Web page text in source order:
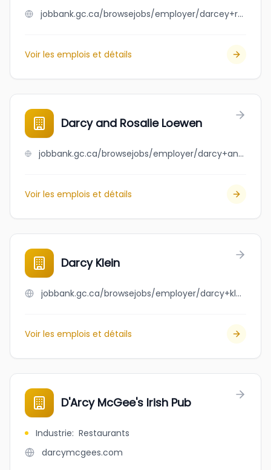
jobbank.gc.ca/browsejobs/employer/darcey+raycraft/ca
Voir les emplois et détails
Darcy and Rosalie Loewen
jobbank.gc.ca/browsejobs/employer/darcy+and+rosalie+loewen/ca
Voir les emplois et détails
Darcy Klein
jobbank.gc.ca/browsejobs/employer/darcy+klein/ca
Voir les emplois et détails
D'Arcy McGee's Irish Pub
Industrie: Restaurants
darcymcgees.com